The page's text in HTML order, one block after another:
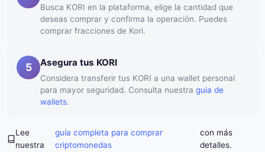
Busca KORI en la plataforma, elige la cantidad que
deseas comprar y confirma la operación. Puedes
comprar fracciones de Kori.
5 Asegura tus KORI
Considera transferir tus KORI a una wallet personal
para mayor seguridad. Consulta nuestra guia de
wallets.
Lee
nuestra
guía completa para comprar
criptomonedas
con más
detalles.